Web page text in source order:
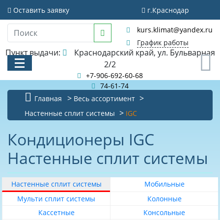
Оставить заявку г.Краснодар
kurs.klimat@yandex.ru
График работы
Пункт выдачи:
2/2
+7-906-692-60-68
74-61-74
КАТАЛОГ
АКЦИИ И РАСПРОДАЖИ
БИБЛИОТЕКА
КОНТАКТЫ
О КОМПАНИИ
Главная
Весь ассортимент
Настенные сплит системы
IGC
Кондиционеры IGC
Настенные сплит системы
Настенные сплит системы
Мобильные
Мульти сплит системы
Колонные
Кассетные
Консольные
Фильтр
Очистить фильтр
Стоимость
Рекомендуемая
помещения
0
20
25
30
35